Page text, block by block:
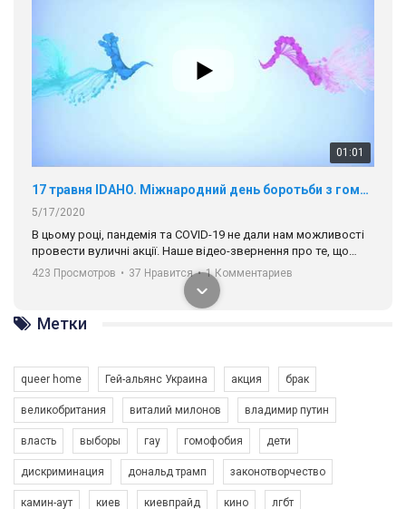
01:01
17 травня IDAHO. Міжнародний день боротьби з гомофобією трансфобією і біфобія.
5/17/2020
В цьому році, пандемія та COVІD-19 не дали нам можливості
провести вуличні акції. Наше відео-звернення про те, що
навіть коли ми у різних містах та не можемо зустрінеться, ми
разом. Ми закликаємо всіх хто поділяє цінності рівності та
солідарності, приєднатися до нас. Регіональні підрозділи
ГАУ є в 16 областях України.
Разом наш голос лунає гучніше!
423 Просмотров • 37 Нравится • 1 Комментариев
Метки
queer home Гей-альянс Украина акция брак
великобритания виталий милонов владимир путин
власть выборы гау гомофобия дети
дискриминация дональд трамп законотворчество
камин-аут киев киевпрайд кино лгбт